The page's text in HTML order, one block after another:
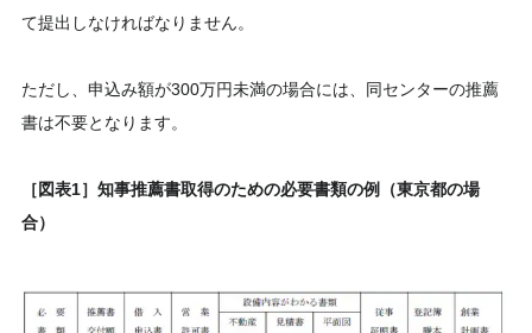
て提出しなければなりません。
ただし、申込み額が300万円未満の場合には、同センターの推薦
書は不要となります。
［図表1］知事推薦書取得のための必要書類の例（東京都の場
合）